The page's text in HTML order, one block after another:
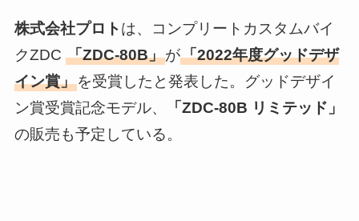
株式会社プロトは、コンプリートカスタムバイ
クZDC 「ZDC-80B」が「2022年度グッドデザ
イン賞」を受賞したと発表した。グッドデザイ
ン賞受賞記念モデル、
「ZDC-80B リミテッド」
の販売も予定している。